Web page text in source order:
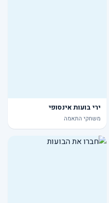
ירי בועות אינסופי
משחקי התאמה